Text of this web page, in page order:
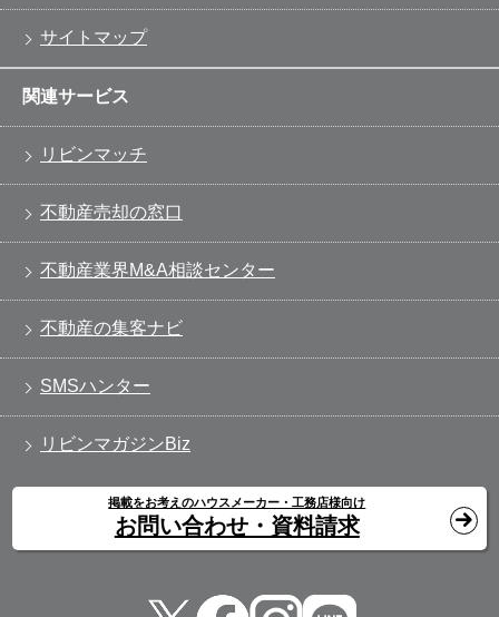
サイトマップ
関連サービス
リビンマッチ
不動産売却の窓口
不動産業界M&A相談センター
不動産の集客ナビ
SMSハンター
リビンマガジンBiz
掲載をお考えのハウスメーカー・工務店様向け
お問い合わせ・資料請求